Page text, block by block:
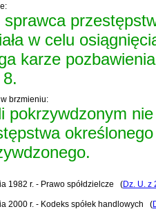
sprawca
w celu
karze
brzmieniu:
pokrzywdzonym
1982 r. - Prawo spółdzielcze (Dz. U. z
2000 r. - Kodeks spółek handlowych (